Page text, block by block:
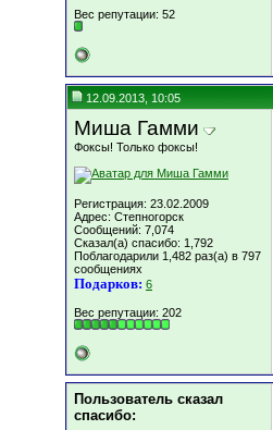
Вес репутации: 52
12.09.2013, 10:05
Миша Гамми
Фоксы! Только фоксы!
Регистрация: 23.02.2009
Адрес: Степногорск
Сообщений: 7,074
Сказал(а) спасибо: 1,792
Поблагодарили 1,482 раз(а) в 797
сообщениях
Подарков: 6
Вес репутации: 202
Пользователь сказал
cпасибо: